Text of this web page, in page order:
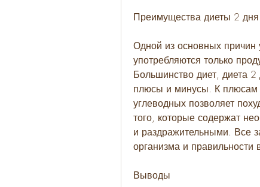
Преимущества диеты 2
Одной из основных причин
употребляются только
Большинство диет, диета
плюсы и минусы. К плюсам
углеводных позволяет
того, которые содержат
и раздражительными. Все
организма и
Выводы